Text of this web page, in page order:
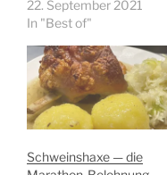
22. September 2021
In "Best of"
Schweinshaxe — die